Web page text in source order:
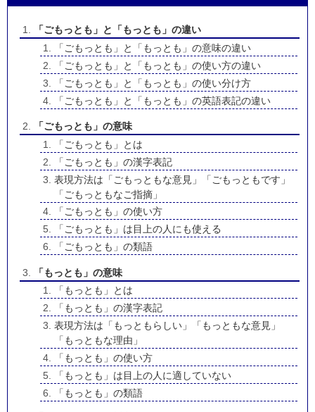
「ごもっとも」と「もっとも」の違い
「ごもっとも」と「もっとも」の意味の違い
「ごもっとも」と「もっとも」の使い方の違い
「ごもっとも」と「もっとも」の使い分け方
「ごもっとも」と「もっとも」の英語表記の違い
「ごもっとも」の意味
「ごもっとも」とは
「ごもっとも」の漢字表記
表現方法は「ごもっともな意見」「ごもっともです」
「ごもっともなご指摘」
「ごもっとも」の使い方
「ごもっとも」は目上の人にも使える
「ごもっとも」の類語
「もっとも」の意味
「もっとも」とは
「もっとも」の漢字表記
表現方法は「もっともらしい」「もっともな意見」
「もっともな理由」
「もっとも」の使い方
「もっとも」は目上の人に適していない
「もっとも」の類語